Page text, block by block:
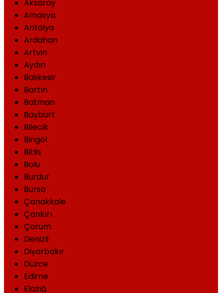
Aksaray
Amasya
Antalya
Ardahan
Artvin
Aydın
Balıkesir
Bartın
Batman
Bayburt
Bilecik
Bingöl
Bitlis
Bolu
Burdur
Bursa
Çanakkale
Çankırı
Çorum
Denizli
Diyarbakır
Düzce
Edirne
Elazığ